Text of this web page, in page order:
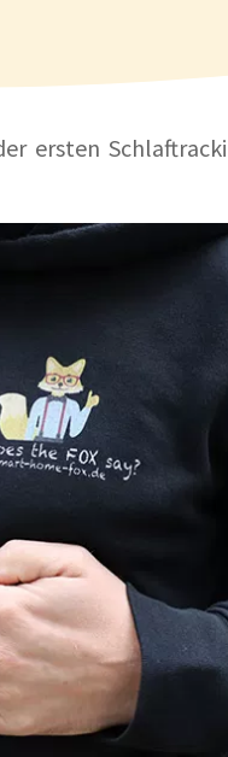
ersten